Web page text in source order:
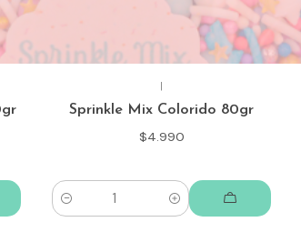
|
Sprinkle Mix Colorido 80gr
$4.990
Cantidad